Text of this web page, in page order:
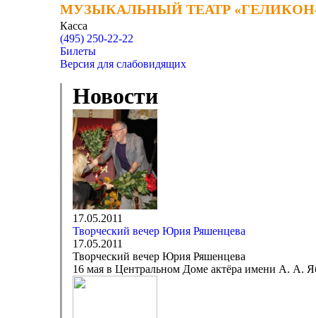
МУЗЫКАЛЬНЫЙ ТЕАТР
МУЗЫКАЛЬНЫЙ ТЕАТР
Касса
(495) 250-22-22
Билеты
Версия для слабовидящих
Новости
17.05.2011
Творческий вечер Юрия Ряшенцева
17.05.2011
Творческий вечер Юрия Ряшенцева
16 мая в Центральном Доме актёра имени А. А.